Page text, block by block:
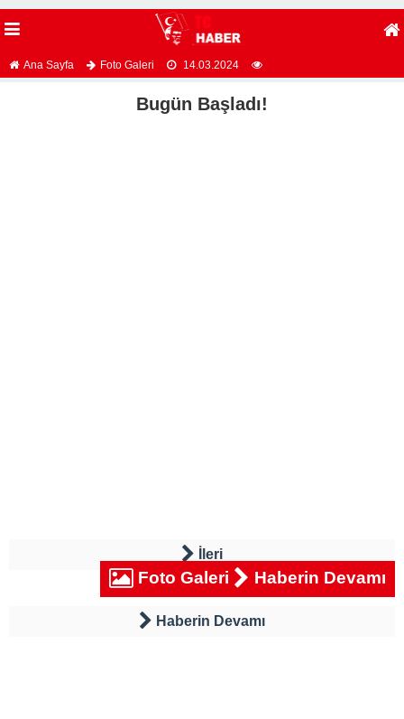
Ana Sayfa Foto Galeri 14.03.2024
Bugün Başladı!
İleri
Foto Galeri Haberin Devamı
Haberin Devamı